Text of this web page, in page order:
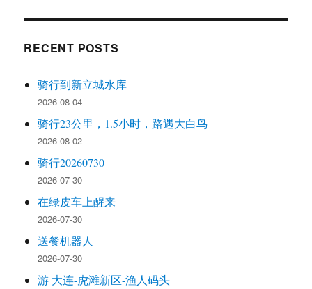
RECENT POSTS
骑行到新立城水库
2026-08-04
骑行23公里，1.5小时，路遇大白鸟
2026-08-02
骑行20260730
2026-07-30
在绿皮车上醒来
2026-07-30
送餐机器人
2026-07-30
游 大连-虎滩新区-渔人码头